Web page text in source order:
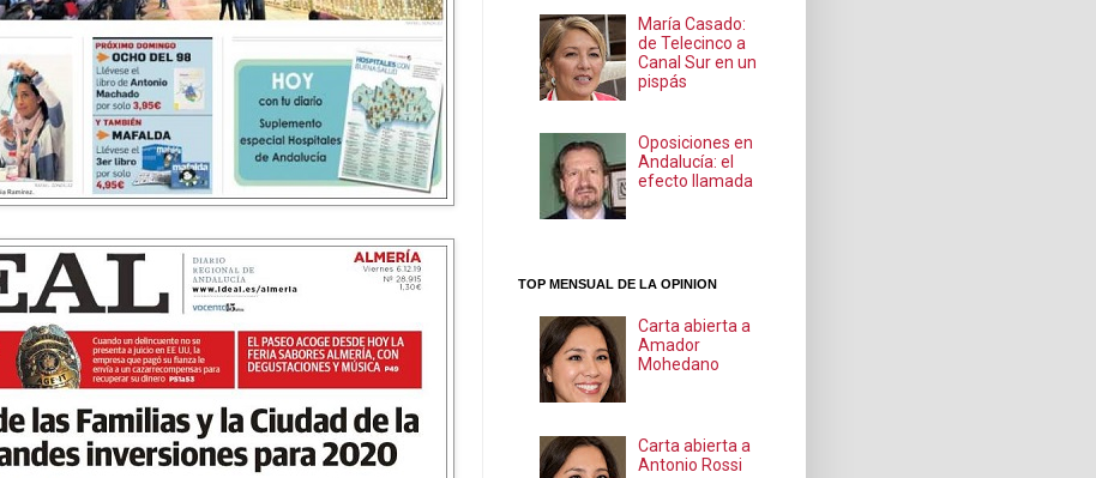
María Casado:
de Telecinco a
Canal Sur en un
pispás
Oposiciones en
Andalucía: el
efecto llamada
TOP MENSUAL DE LA OPINION
Carta abierta a
Amador
Mohedano
Carta abierta a
Antonio Rossi